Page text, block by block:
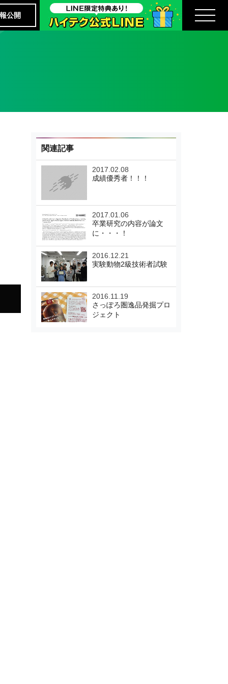
公開
関連記事
2017.02.08
成績優秀者！！！
2017.01.06
卒業研究の内容が論文
に・・・！
2016.12.21
実験動物2級技術者試験
2016.11.19
さっぽろ圏逸品発掘プロ
ジェクト